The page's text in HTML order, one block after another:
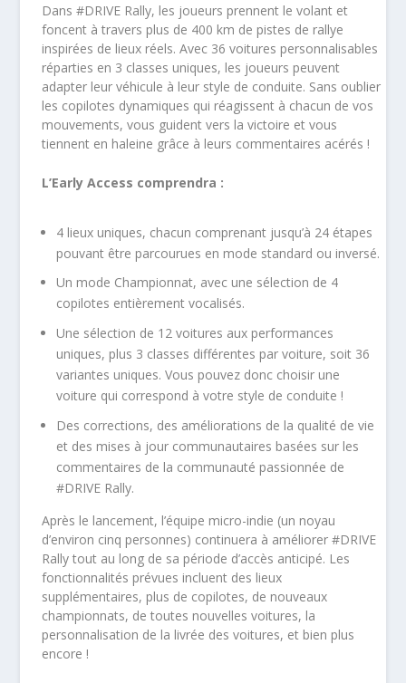
Dans #DRIVE Rally, les joueurs prennent le volant et
foncent à travers plus de 400 km de pistes de rallye
inspirées de lieux réels. Avec 36 voitures personnalisables
réparties en 3 classes uniques, les joueurs peuvent
adapter leur véhicule à leur style de conduite. Sans oublier
les copilotes dynamiques qui réagissent à chacun de vos
mouvements, vous guident vers la victoire et vous
tiennent en haleine grâce à leurs commentaires acérés !
L’Early Access comprendra :
4 lieux uniques, chacun comprenant jusqu’à 24 étapes
pouvant être parcourues en mode standard ou inversé.
Un mode Championnat, avec une sélection de 4
copilotes entièrement vocalisés.
Une sélection de 12 voitures aux performances
uniques, plus 3 classes différentes par voiture, soit 36
variantes uniques. Vous pouvez donc choisir une
voiture qui correspond à votre style de conduite !
Des corrections, des améliorations de la qualité de vie
et des mises à jour communautaires basées sur les
commentaires de la communauté passionnée de
#DRIVE Rally.
Après le lancement, l’équipe micro-indie (un noyau
d’environ cinq personnes) continuera à améliorer #DRIVE
Rally tout au long de sa période d’accès anticipé. Les
fonctionnalités prévues incluent des lieux
supplémentaires, plus de copilotes, de nouveaux
championnats, de toutes nouvelles voitures, la
personnalisation de la livrée des voitures, et bien plus
encore !